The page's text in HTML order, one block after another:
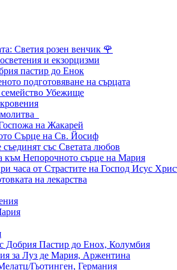
Светия розен венчик 🌹
и екзорцизми
пастир до Енок
подготовяване на сърцата
Убежище
на Жакарей
Сърце на Св. Йосиф
със Светата любов
към Непорочното сърце на Мария
часа от Страстите на Господ Исус
на лекарства
Добрия Пастир до Енох, Колумбия
за Луз де Мария, Аржентина
Гьотинген, Германия